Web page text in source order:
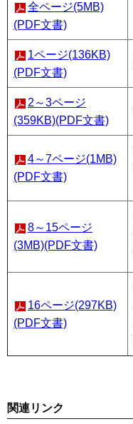
全ページ(5MB)
(PDF文書)
1ページ(136KB)
(PDF文書)
2～3ページ
(359KB)(PDF文書)
4～7ページ(1MB)
(PDF文書)
8～15ページ
(3MB)(PDF文書)
16ページ(297KB)
(PDF文書)
関連リンク